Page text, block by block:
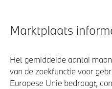
Marktplaats
Het gemiddelde aantal
van de zoekfunctie voor
Europese Unie bedraagt,